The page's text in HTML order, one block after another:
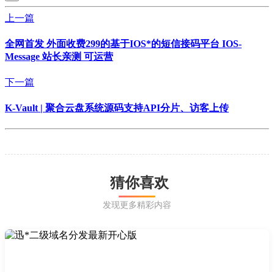
上一篇
全网首发 外面收费299的基于IOS*的短信接码平台 IOS-
Message 站长亲测 可运营
下一篇
K-Vault | 聚合云盘系统源码支持API分片、访客上传
猜你喜欢
发现更多精彩内容